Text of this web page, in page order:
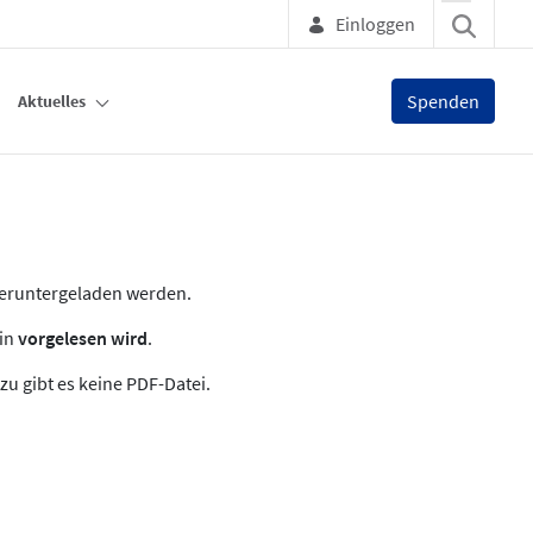
Einloggen
Aktuelles Spenden
werden.
vorgelesen wird.
gibt es keine PDF-Datei.